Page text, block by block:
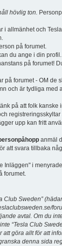
hövlig ton.
i allmänhet och
på forumet.
du ange i din
på forumet!
på forumet - OM de
och är tydliga med
på att folk kanske
upp kan fritt
anmäl
att svara tillbaka
Inläggen" i
forumet.
Sweden”
avtal. Om du
“Tesla Club
att göra allt för att
denna sida